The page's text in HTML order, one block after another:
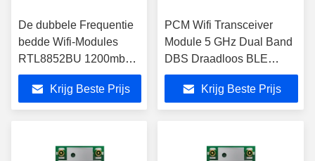
De dubbele Frequentie
bedde Wifi-Modules
RTL8852BU 1200mbps
802.11ax 2x2 MIMO
USB 2,0/3,0 in
Krijg Beste Prijs
PCM Wifi Transceiver
Module 5 GHz Dual Band
DBS Draadloos BLE
QCA2066
Krijg Beste Prijs